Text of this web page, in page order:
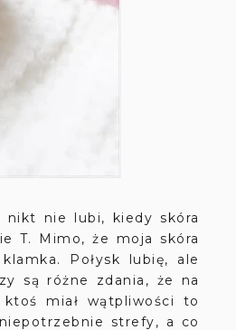
nie lubi, kiedy skóra
T. Mimo, że moja skóra
Połysk lubię, ale
są różne zdania, że na
miał wątpliwości to
strefy, a co